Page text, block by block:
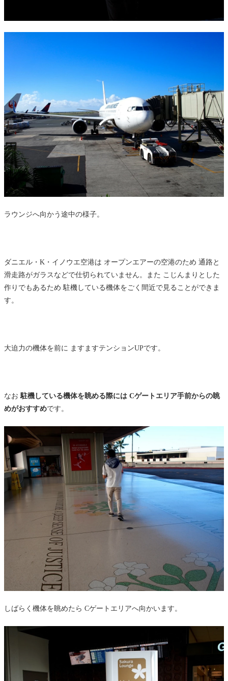
ラウンジへ向かう途中の様子。
ダニエル・K・イノウエ空港は オープンエアーの空港のため 通路と
滑走路がガラスなどで仕切られていません。また こじんまりとした
作りでもあるため 駐機している機体をごく間近で見ることができま
す。
大迫力の機体を前に ますますテンションUPです。
なお駐機している機体を眺める際には Cゲートエリア手前からの眺
めがおすすめです。
しばらく機体を眺めたら Cゲートエリアへ向かいます。